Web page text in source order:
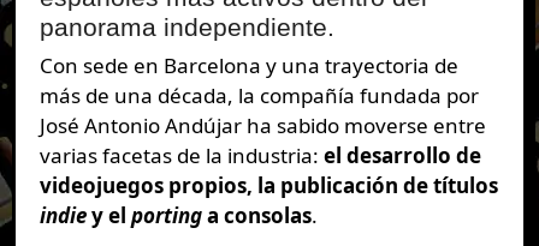
panorama independiente.
Con sede en Barcelona y una trayectoria de
más de una década, la compañía fundada por
José Antonio Andújar ha sabido moverse entre
varias facetas de la industria: el desarrollo de
videojuegos propios, la publicación de títulos
indiey el portinga consolas.